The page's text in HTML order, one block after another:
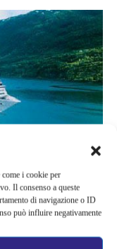
i cookie per
Il consenso a queste
di navigazione o ID
può influire negativamente